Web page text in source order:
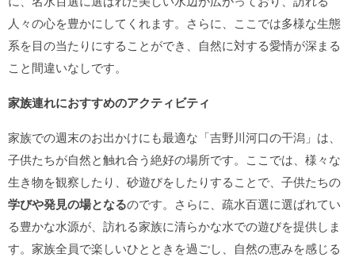
人々の心を豊かにしてくれます。さらに、ここでは多様な生態
系を目の当たりにすることができ、自然に対する愛情が深まる
こと間違いなしです。
家族連れにおすすめのアクティビティ
家族での週末のお出かけにも最適な「吉野川河口の干潟」は、
子供たちが自然と触れ合う絶好の場所です。ここでは、様々な
生き物を観察したり、砂遊びをしたりすることで、子供たちの
学びや発見の場となるのです。さらに、疏水百選に選ばれてい
る豊かな水源が、訪れる家族に清らかな水での遊びを提供しま
す。家族全員で楽しいひとときを過ごし、自然の恵みを感じる